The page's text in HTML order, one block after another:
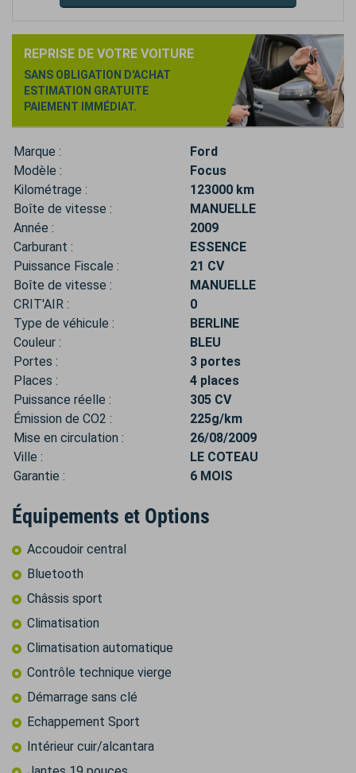
REPRISE DE VOTRE VOITURE
SANS OBLIGATION D'ACHAT
ESTIMATION GRATUITE
PAIEMENT IMMÉDIAT.
Marque :
Ford
Modèle :
Focus
Kilométrage :
123000 km
Boîte de vitesse :
MANUELLE
Année :
2009
Carburant :
ESSENCE
Puissance Fiscale :
21 CV
Boîte de vitesse :
MANUELLE
CRIT'AIR :
0
Type de véhicule :
BERLINE
Couleur :
BLEU
Portes :
3 portes
Places :
4 places
Puissance réelle :
305 CV
Émission de CO2 :
225g/km
Mise en circulation :
26/08/2009
Ville :
LE COTEAU
Garantie :
6 MOIS
Équipements et Options
Accoudoir central
Bluetooth
Châssis sport
Climatisation
Climatisation automatique
Contrôle technique vierge
Démarrage sans clé
Echappement Sport
Intérieur cuir/alcantara